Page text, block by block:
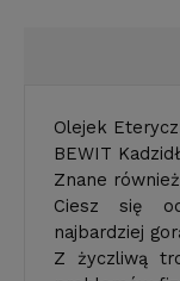
Olejek
BEWIT
Znane
Ciesz się
najbardziej
Z życzliwą